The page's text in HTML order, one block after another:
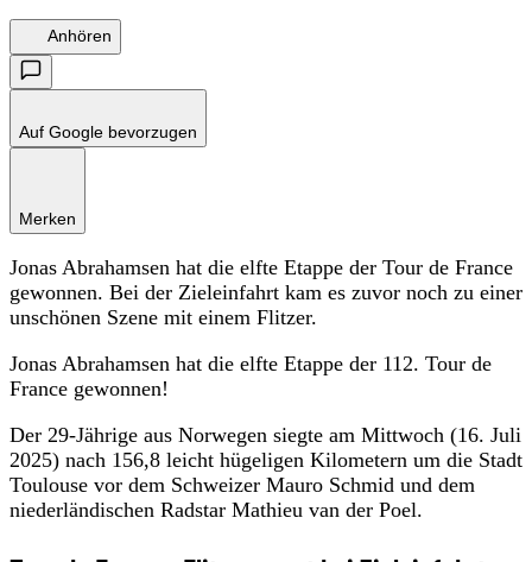
Anhören
Auf Google bevorzugen
Merken
Jonas Abrahamsen hat die elfte Etappe der Tour de France
gewonnen. Bei der Zieleinfahrt kam es zuvor noch zu einer
unschönen Szene mit einem Flitzer.
Jonas Abrahamsen hat die elfte Etappe der 112. Tour de
France gewonnen!
Der 29-Jährige aus Norwegen siegte am Mittwoch (16. Juli
2025) nach 156,8 leicht hügeligen Kilometern um die Stadt
Toulouse vor dem Schweizer Mauro Schmid und dem
niederländischen Radstar Mathieu van der Poel.